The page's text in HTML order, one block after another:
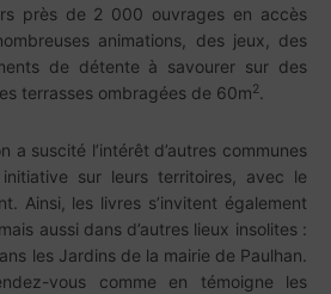
près de 2 000 ouvrages en accès
animations, des jeux, des
de détente à savourer sur des
terrasses ombragées de 60m2.
a suscité l’intérêt d’autres communes
sur leurs territoires, avec le
Ainsi, les livres s’invitent également
aussi dans d’autres lieux insolites :
les Jardins de la mairie de Paulhan.
vous comme en témoigne les